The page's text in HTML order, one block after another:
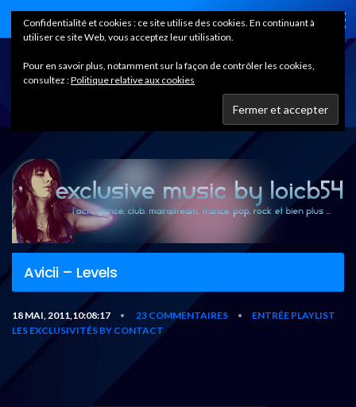
Home
Avicii – Levels
18 MAI, 2011,10:08:17 • 23 COMMENTAIRES •
ENTRÉE PLAYLIST
LES EXCLUSIVITÉS BY CONTACT
Confidentialité et cookies : ce site utilise des cookies. En continuant à
utiliser ce site Web, vous acceptez leur utilisation.
Pour en savoir plus, notamment sur la façon de contrôler les cookies,
consultez :Politique relative aux cookies